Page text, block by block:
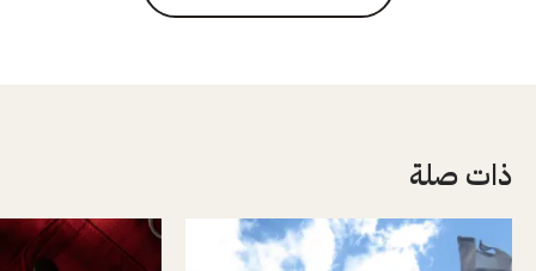
ذات صلة